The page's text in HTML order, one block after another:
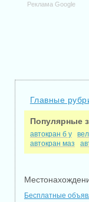
Реклама Google
Главные
Популярные
автокран б у
автокран маз
Бесплатные